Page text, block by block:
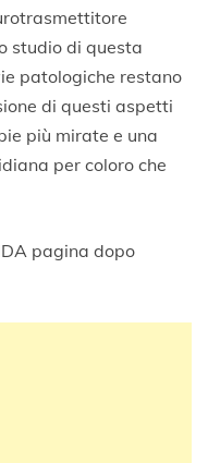
studio di questa
patologiche restano
di questi aspetti
più mirate e una
per coloro che
pagina dopo